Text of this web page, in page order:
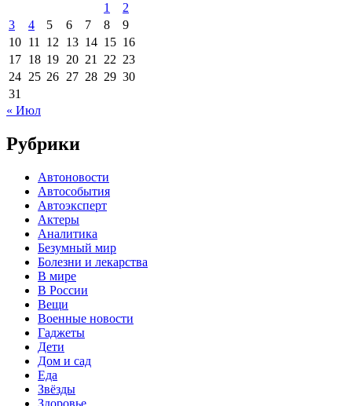
1
2
3
4 5 6 7 8
9
10 11 12 13 14 15 16
17 18 19 20 21 22 23
24 25 26 27 28 29 30
31
« Июл
Рубрики
Автоновости
Автособытия
Автоэксперт
Актеры
Аналитика
Безумный мир
Болезни и лекарства
В мире
В России
Вещи
Военные новости
Гаджеты
Дети
Дом и сад
Еда
Звёзды
Здоровье